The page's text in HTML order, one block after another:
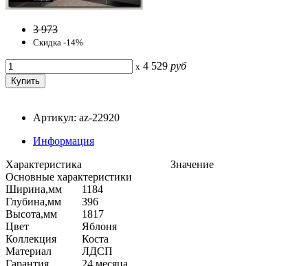
3 973
Скидка -14%
x 4 529 руб
Артикул: az-22920
Информация
Характеристика
Значение
Основные характеристики
Ширина,мм
1184
Глубина,мм
396
Высота,мм
1817
Цвет
Яблоня
Коллекция
Коста
Материал
ЛДСП
Гарантия
24 месяца